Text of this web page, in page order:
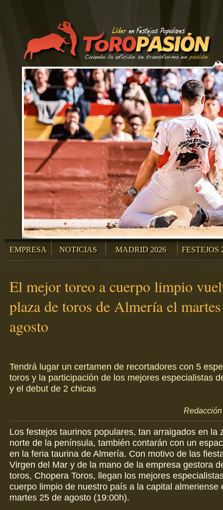
EMPRESA NOTICIAS MADRID 2026 FESTEJOS
El mejor toreo a cuerpo limpio
plaza de toros de Almería el
agosto
Tendrá lugar un certamen de recortadores con 5
toros y la participación de los mejores especialistas
y el debut de 2 chicas
Los festejos taurinos populares, tan arraigados en la
norte de la península, también contarán con un
en la feria taurina de Almería. Con motivo de las
Virgen del Mar y de la mano de la empresa gestora
toros, Chopera Toros, llegan los mejores
cuerpo limpio de nuestro país a la capital almeriense
martes 25 de agosto (19:00h).